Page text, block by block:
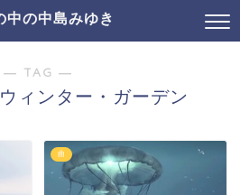
中の中島みゆき
― TAG ―
ィンター・ガーデン
曲